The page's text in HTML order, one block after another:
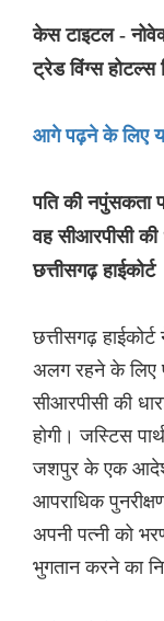
केस टाइटल -
ट्रेड विंग्स होटल्स
आगे पढ़ने के लिए
पति की नपुंसकता
वह सीआरपीसी
छत्तीसगढ़ हाईकोर्ट
छत्तीसगढ़
अलग रहने के लिए
सीआरपीसी की
होगी। जस्टिस
जशपुर के एक आदेश
आपराधिक
अपनी पत्नी को
भुगतान करने का